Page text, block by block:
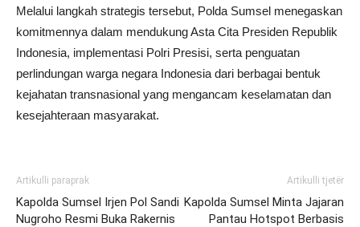
Melalui langkah strategis tersebut, Polda Sumsel menegaskan
komitmennya dalam mendukung Asta Cita Presiden Republik
Indonesia, implementasi Polri Presisi, serta penguatan
perlindungan warga negara Indonesia dari berbagai bentuk
kejahatan transnasional yang mengancam keselamatan dan
kesejahteraan masyarakat.
Artikulli paraprak
Kapolda Sumsel Irjen Pol Sandi
Nugroho Resmi Buka Rakernis
Artikulli tjetër
Kapolda Sumsel Minta Jajaran
Pantau Hotspot Berbasis